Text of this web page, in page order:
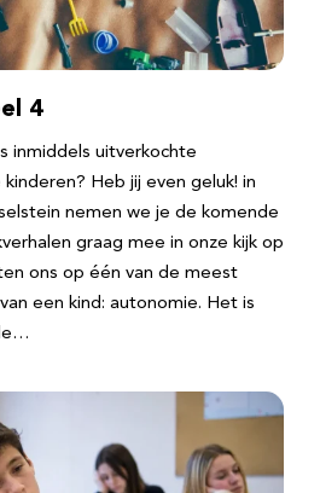
4
inmiddels uitverkochte
Heb jij even geluk! in
nemen we je de komende
graag mee in onze kijk op
ons op één van de meest
een kind: autonomie. Het is